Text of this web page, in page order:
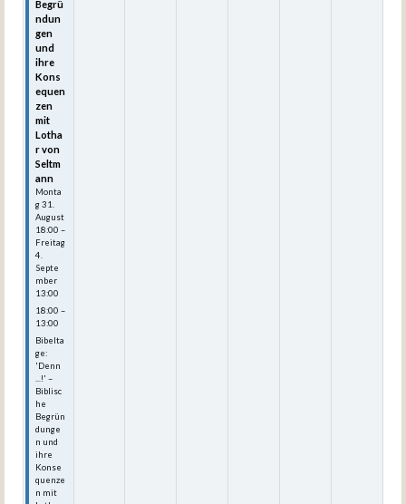
Begrü
ndun
gen
und
ihre
Kons
equen
zen
mit
Lotha
r von
Seltm
ann
Monta
g31.
August
18:00 –
Freitag
4.
Septe
mber
13:00
18:00 –
13:00
Bibelta
ge:
'Denn
...!' –
Biblisc
he
Begrün
dunge
n und
ihre
Konse
quenze
n mit